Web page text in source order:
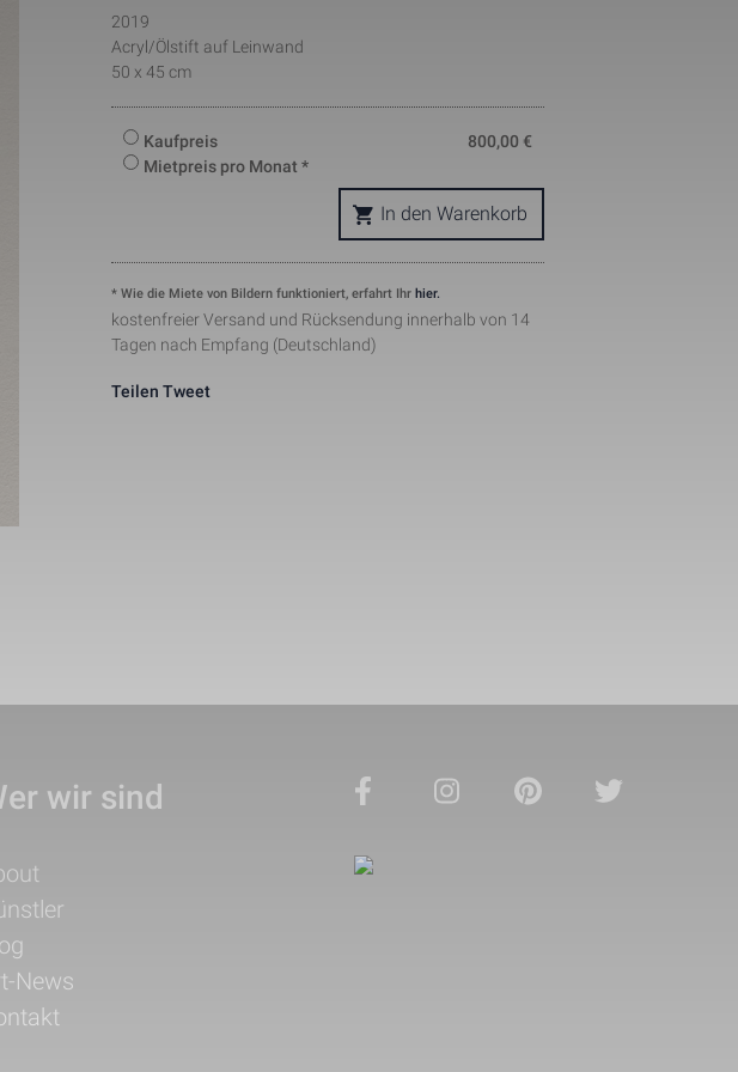
2019
Acryl/Ölstift auf Leinwand
50 x 45 cm
Kaufpreis 800,00 €
Mietpreis pro Monat *
In den Warenkorb
* Wie die Miete von Bildern funktioniert, erfahrt Ihr hier.
kostenfreier Versand und Rücksendung innerhalb von 14
Tagen nach Empfang (Deutschland)
Teilen Tweet
wir sind
News
by Google Analytics. The cookie is used
of how visitors use a website and helps in
report of how the wbsite is doing. The data
and the pages viisted in an anonymous form.
cookie set by Google Analytics, where the
the name contains the unique identity
or website it relates to. It appears to be a
cookie which is used to limit the amount of
on high traffic volume websites.
this website.
by Facebook to show relevant advertisments to
and improve the advertisements. The
the behavior of the user across the web on
pixel or Facebook social plugin.